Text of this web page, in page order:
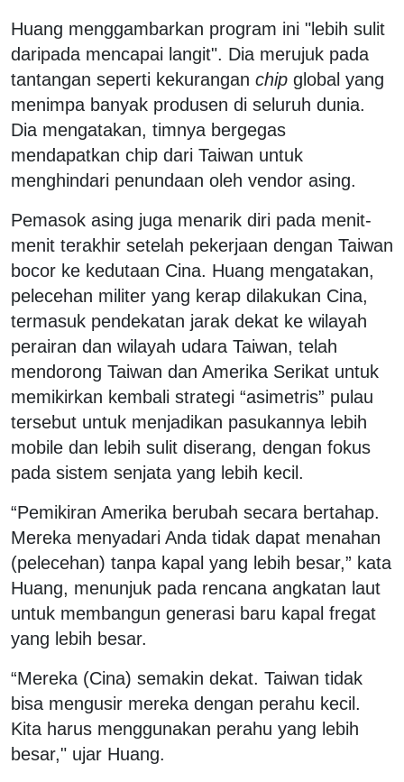
Huang menggambarkan program ini "lebih sulit
daripada mencapai langit". Dia merujuk pada
tantangan seperti kekurangan chip global yang
menimpa banyak produsen di seluruh dunia.
Dia mengatakan, timnya bergegas
mendapatkan chip dari Taiwan untuk
menghindari penundaan oleh vendor asing.
Pemasok asing juga menarik diri pada menit-
menit terakhir setelah pekerjaan dengan Taiwan
bocor ke kedutaan Cina. Huang mengatakan,
pelecehan militer yang kerap dilakukan Cina,
termasuk pendekatan jarak dekat ke wilayah
perairan dan wilayah udara Taiwan, telah
mendorong Taiwan dan Amerika Serikat untuk
memikirkan kembali strategi “asimetris” pulau
tersebut untuk menjadikan pasukannya lebih
mobile dan lebih sulit diserang, dengan fokus
pada sistem senjata yang lebih kecil.
“Pemikiran Amerika berubah secara bertahap.
Mereka menyadari Anda tidak dapat menahan
(pelecehan) tanpa kapal yang lebih besar,” kata
Huang, menunjuk pada rencana angkatan laut
untuk membangun generasi baru kapal fregat
yang lebih besar.
“Mereka (Cina) semakin dekat. Taiwan tidak
bisa mengusir mereka dengan perahu kecil.
Kita harus menggunakan perahu yang lebih
besar," ujar Huang.